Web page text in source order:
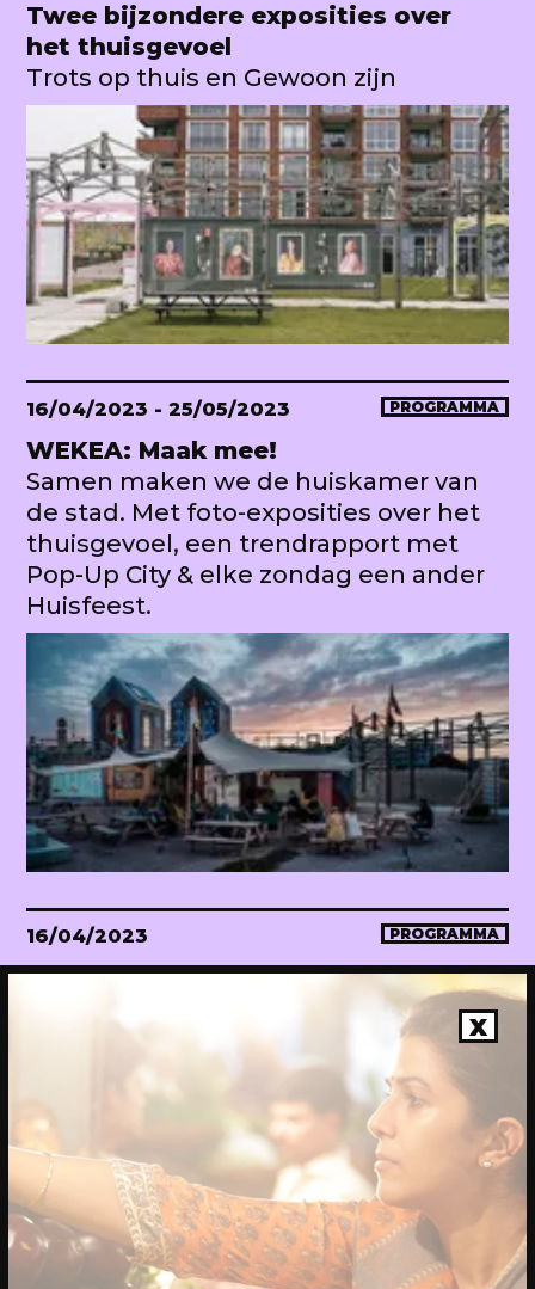
Twee bijzondere exposities over
het thuisgevoel
Trots op thuis en Gewoon zijn
16/04/2023 - 25/05/2023 PROGRAMMA
WEKEA: Maak mee!
Samen maken we de huiskamer van
de stad. Met foto-exposities over het
thuisgevoel, een trendrapport met
Pop-Up City & elke zondag een ander
Huisfeest.
16/04/2023 PROGRAMMA
WEKEA Opening: Maak mee!
Onthulling van de megahuiskamer
van de stad. Met diverse events.
X